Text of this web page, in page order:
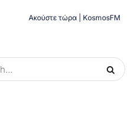
Ακούστε τώρα | KosmosFM